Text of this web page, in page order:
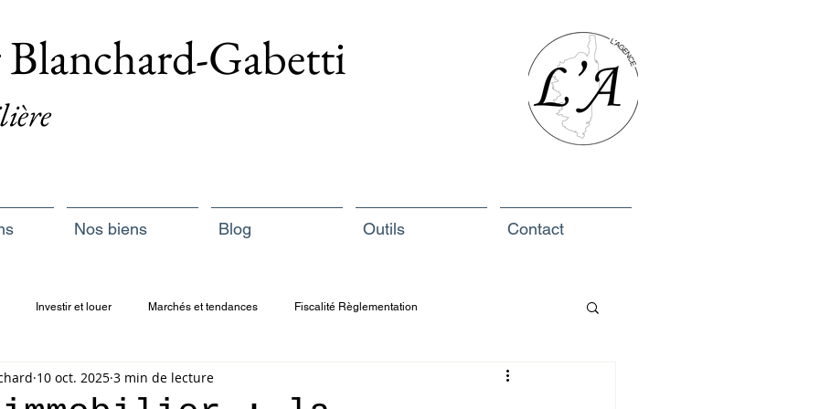
Gabetti
Nos biens Blog Outils Contact
Investir et louer Marchés et tendances Fiscalité Règlementation
vendeurs
10 oct. 2025 3 min de lecture